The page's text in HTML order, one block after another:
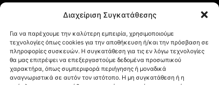
Διαχείριση Συγκατάθεσης
Για να παρέχουμε την καλύτερη εμπειρία, χρησιμοποιούμε
τεχνολογίες όπως cookies για την αποθήκευση ή/και την πρόσβαση σε
πληροφορίες συσκευών. Η συγκατάθεση για τις εν λόγω τεχνολογίες
θα μας επιτρέψει να επεξεργαστούμε δεδομένα προσωπικού
χαρακτήρα, όπως συμπεριφορά περιήγησης ή μοναδικά
αναγνωριστικά σε αυτόν τον ιστότοπο. Η μη συγκατάθεση ή η
Πολιτική Απορρήτου